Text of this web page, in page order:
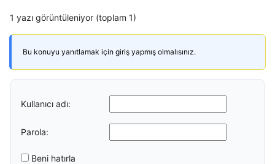
1 yazı görüntüleniyor (toplam 1)
Bu konuyu yanıtlamak için giriş yapmış olmalısınız.
Kullanıcı adı:
Parola:
Beni hatırla